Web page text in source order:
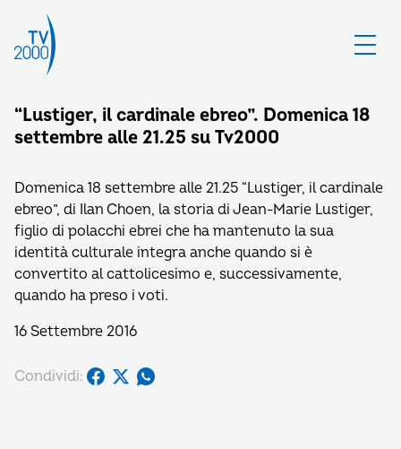
“Lustiger, il cardinale ebreo”. Domenica 18
settembre alle 21.25 su Tv2000
Domenica 18 settembre alle 21.25 “Lustiger, il cardinale
ebreo”, di Ilan Choen, la storia di Jean-Marie Lustiger,
figlio di polacchi ebrei che ha mantenuto la sua
identità culturale integra anche quando si è
convertito al cattolicesimo e, successivamente,
quando ha preso i voti.
16 Settembre 2016
Condividi: